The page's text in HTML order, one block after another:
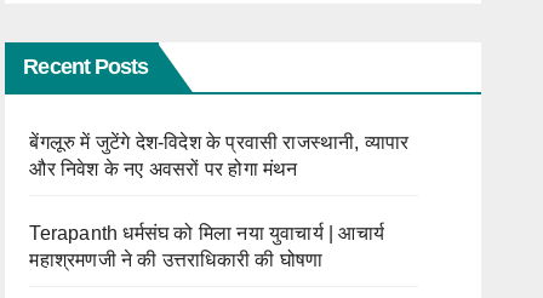
Recent Posts
बेंगलूरु में जुटेंगे देश-विदेश के प्रवासी राजस्थानी, व्यापार
और निवेश के नए अवसरों पर होगा मंथन
Terapanth धर्मसंघ को मिला नया युवाचार्य | आचार्य
महाश्रमणजी ने की उत्तराधिकारी की घोषणा